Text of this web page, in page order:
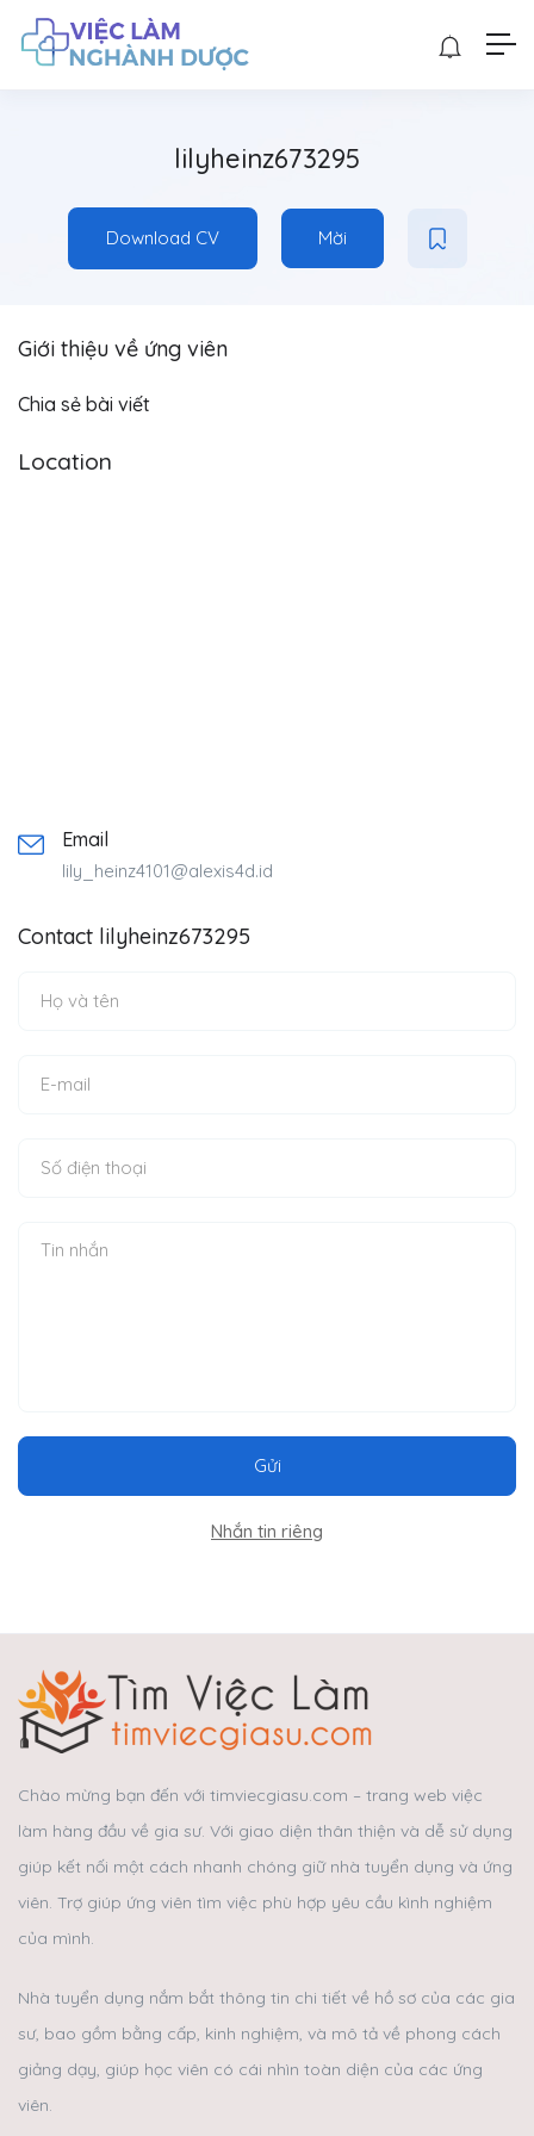
lilyheinz673295
Download CV Mời
Giới thiệu về ứng viên
Chia sẻ bài viết
Location
Email
lily_heinz4101@alexis4d.id
Contact lilyheinz673295
Gửi
Nhắn tin riêng
Chào mừng bạn đến với timviecgiasu.com – trang web việc
làm hàng đầu về gia sư. Với giao diện thân thiện và dễ sử dụng
giúp kết nối một cách nhanh chóng giữ nhà tuyển dụng và ứng
viên. Trợ giúp ứng viên tìm việc phù hợp yêu cầu kình nghiệm
của mình.
Nhà tuyển dụng nắm bắt thông tin chi tiết về hồ sơ của các gia
sư, bao gồm bằng cấp, kinh nghiệm, và mô tả về phong cách
giảng dạy, giúp học viên có cái nhìn toàn diện của các ứng
viên.